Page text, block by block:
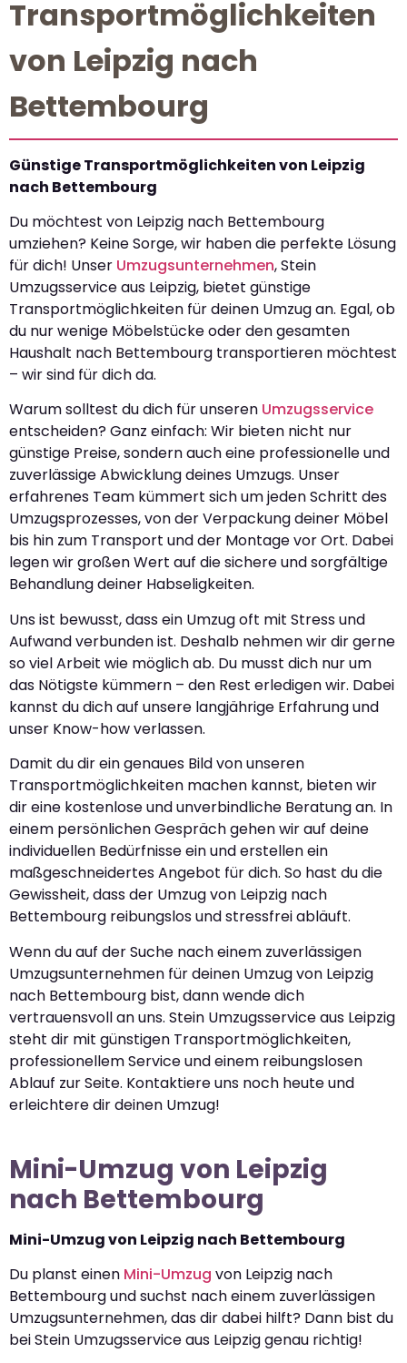
Transportmöglichkeiten
von Leipzig nach
Bettembourg
Günstige Transportmöglichkeiten von Leipzig
nach Bettembourg
Du möchtest von Leipzig nach Bettembourg
umziehen? Keine Sorge, wir haben die perfekte Lösung
für dich! Unser Umzugsunternehmen, Stein
Umzugsservice aus Leipzig, bietet günstige
Transportmöglichkeiten für deinen Umzug an. Egal, ob
du nur wenige Möbelstücke oder den gesamten
Haushalt nach Bettembourg transportieren möchtest
– wir sind für dich da.
Warum solltest du dich für unseren Umzugsservice
entscheiden? Ganz einfach: Wir bieten nicht nur
günstige Preise, sondern auch eine professionelle und
zuverlässige Abwicklung deines Umzugs. Unser
erfahrenes Team kümmert sich um jeden Schritt des
Umzugsprozesses, von der Verpackung deiner Möbel
bis hin zum Transport und der Montage vor Ort. Dabei
legen wir großen Wert auf die sichere und sorgfältige
Behandlung deiner Habseligkeiten.
Uns ist bewusst, dass ein Umzug oft mit Stress und
Aufwand verbunden ist. Deshalb nehmen wir dir gerne
so viel Arbeit wie möglich ab. Du musst dich nur um
das Nötigste kümmern – den Rest erledigen wir. Dabei
kannst du dich auf unsere langjährige Erfahrung und
unser Know-how verlassen.
Damit du dir ein genaues Bild von unseren
Transportmöglichkeiten machen kannst, bieten wir
dir eine kostenlose und unverbindliche Beratung an. In
einem persönlichen Gespräch gehen wir auf deine
individuellen Bedürfnisse ein und erstellen ein
maßgeschneidertes Angebot für dich. So hast du die
Gewissheit, dass der Umzug von Leipzig nach
Bettembourg reibungslos und stressfrei abläuft.
Wenn du auf der Suche nach einem zuverlässigen
Umzugsunternehmen für deinen Umzug von Leipzig
nach Bettembourg bist, dann wende dich
vertrauensvoll an uns. Stein Umzugsservice aus Leipzig
steht dir mit günstigen Transportmöglichkeiten,
professionellem Service und einem reibungslosen
Ablauf zur Seite. Kontaktiere uns noch heute und
erleichtere dir deinen Umzug!
Mini-Umzug von Leipzig
nach Bettembourg
Mini-Umzug von Leipzig nach Bettembourg
Du planst einen Mini-Umzug von Leipzig nach
Bettembourg und suchst nach einem zuverlässigen
Umzugsunternehmen, das dir dabei hilft? Dann bist du
bei Stein Umzugsservice aus Leipzig genau richtig!